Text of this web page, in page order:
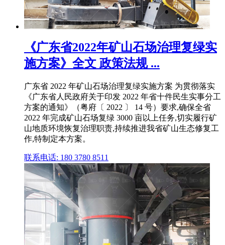
《广东省2022年矿山石场治理复绿实
施方案》全文 政策法规 ...
广东省 2022 年矿山石场治理复绿实施方案 为贯彻落实
《广东省人民政府关于印发 2022 年省十件民生实事分工
方案的通知》（粤府〔 2022 〕 14 号）要求,确保全省
2022 年完成矿山石场复绿 3000 亩以上任务,切实履行矿
山地质环境恢复治理职责,持续推进我省矿山生态修复工
作,特制定本方案。
联系电话: 180 3780 8511